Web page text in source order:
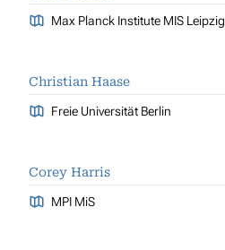
Max Planck Institute MIS Leipzig
Christian Haase
Freie Universität Berlin
Corey Harris
MPI MiS